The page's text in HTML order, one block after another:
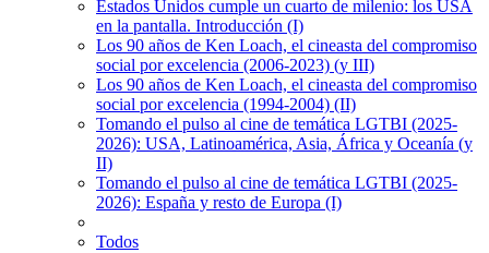
Estados Unidos cumple un cuarto de milenio: los USA
en la pantalla. Introducción (I)
Los 90 años de Ken Loach, el cineasta del compromiso
social por excelencia (2006-2023) (y III)
Los 90 años de Ken Loach, el cineasta del compromiso
social por excelencia (1994-2004) (II)
Tomando el pulso al cine de temática LGTBI (2025-
2026): USA, Latinoamérica, Asia, África y Oceanía (y
II)
Tomando el pulso al cine de temática LGTBI (2025-
2026): España y resto de Europa (I)
Todos